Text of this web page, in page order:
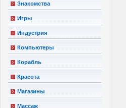
Знакомства
Игры
Индустрия
Компьютеры
Корабль
Красота
Магазины
Массаж